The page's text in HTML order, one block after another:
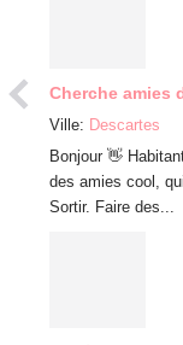
Cherche amies
Ville: Descartes
Bonjour 👋
des amies cool,
Sortir. Faire des...